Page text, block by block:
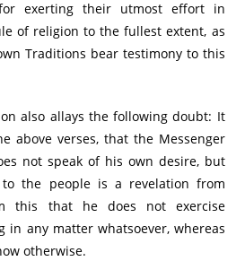
exerting their utmost effort in
of religion to the fullest extent, as
Traditions bear testimony to this
also allays the following doubt: It
above verses, that the Messenger
to the people is a revelation from
this that he does not exercise
in any matter whatsoever, whereas
otherwise.